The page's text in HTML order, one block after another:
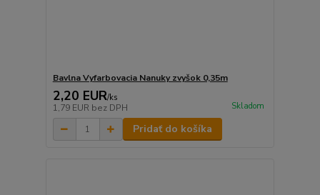
Bavlna Vyfarbovacia Nanuky zvyšok 0,35m
2,20 EUR/ks
1,79 EUR bez DPH Skladom
Pridať do košíka